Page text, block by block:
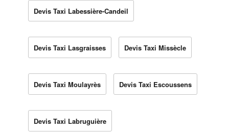
Devis Taxi Labessière-Candeil
Devis Taxi Lasgraisses Devis Taxi Missècle
Devis Taxi Moulayrès Devis Taxi Escoussens
Devis Taxi Labruguière